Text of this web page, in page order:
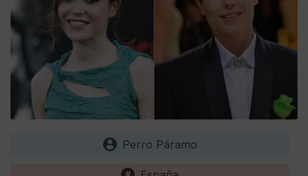
Perro Páramo